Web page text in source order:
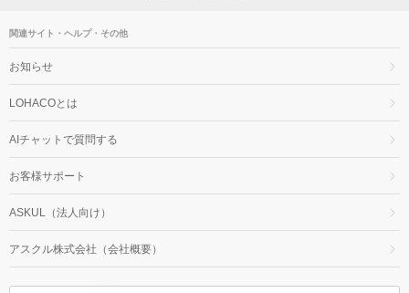
関連サイト・ヘルプ・その他
お知らせ
LOHACOとは
AIチャットで質問する
お客様サポート
ASKUL（法人向け）
アスクル株式会社（会社概要）